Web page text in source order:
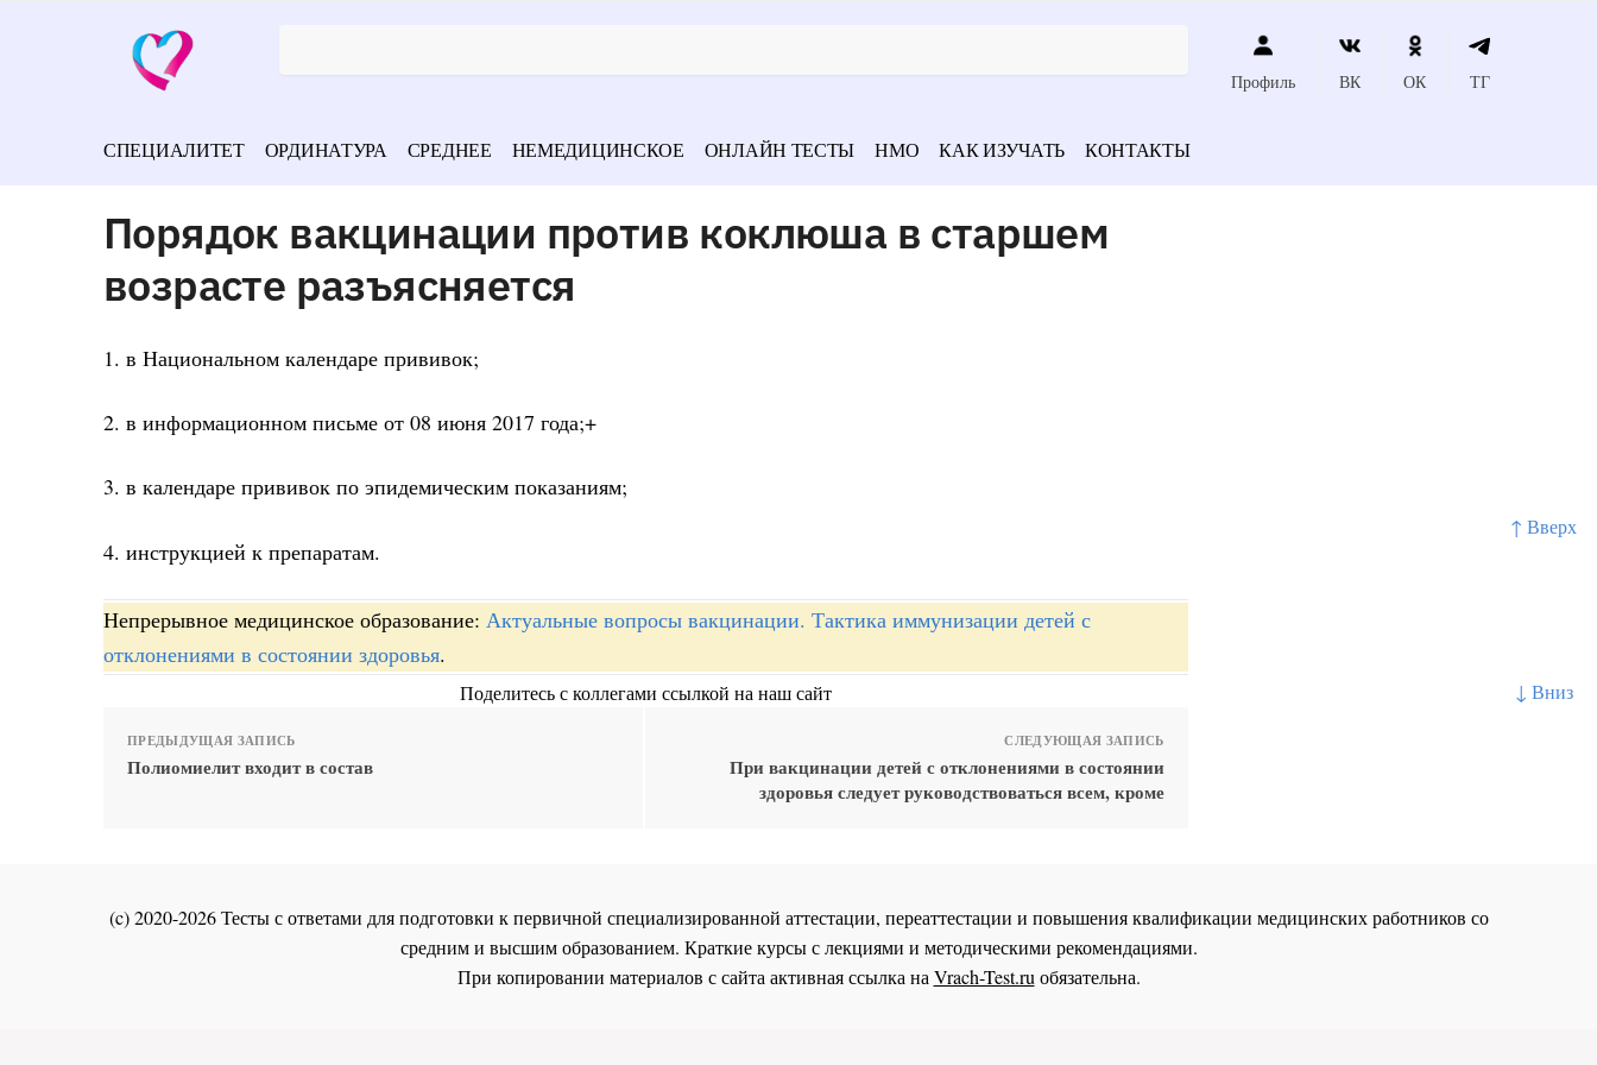
↑ Вверх
↓ Вниз
Профиль ВК ОК ТГ
СПЕЦИАЛИТЕТ ОРДИНАТУРА СРЕДНЕЕ НЕМЕДИЦИНСКОЕ ОНЛАЙН ТЕСТЫ НМО КАК ИЗУЧАТЬ КОНТАКТЫ
Порядок вакцинации против коклюша в старшем
возрасте разъясняется
1. в Национальном календаре прививок;
2. в информационном письме от 08 июня 2017 года;+
3. в календаре прививок по эпидемическим показаниям;
4. инструкцией к препаратам.
Непрерывное медицинское образование: Актуальные вопросы вакцинации. Тактика иммунизации детей с
отклонениями в состоянии здоровья.
Поделитесь с коллегами ссылкой на наш сайт
ПРЕДЫДУЩАЯ ЗАПИСЬ
Полиомиелит входит в состав
СЛЕДУЮЩАЯ ЗАПИСЬ
При вакцинации детей с отклонениями в состоянии
здоровья следует руководствоваться всем, кроме
(c) 2020-2026 Тесты с ответами для подготовки к первичной специализированной аттестации, переаттестации и повышения квалификации медицинских работников со
средним и высшим образованием. Краткие курсы с лекциями и методическими рекомендациями.
При копировании материалов с сайта активная ссылка наVrach-Test.ruобязательна.